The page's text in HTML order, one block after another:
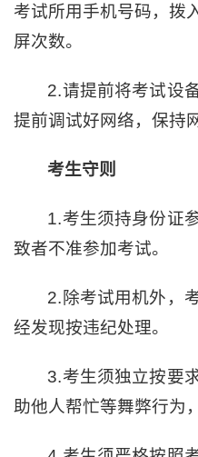
考试所用手机号码，拨
屏次数。
2.请提前将考试设
提前调试好网络，保持
考生守则
1.考生须持身份证
致者不准参加考试。
2.除考试用机外，
经发现按违纪处理。
3.考生须独立按要
助他人帮忙等舞弊行为